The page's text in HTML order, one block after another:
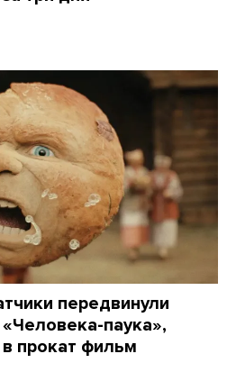
передвинули
паука»,
прокат фильм